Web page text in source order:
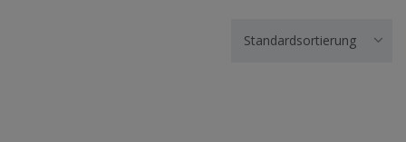
Standardsortierung